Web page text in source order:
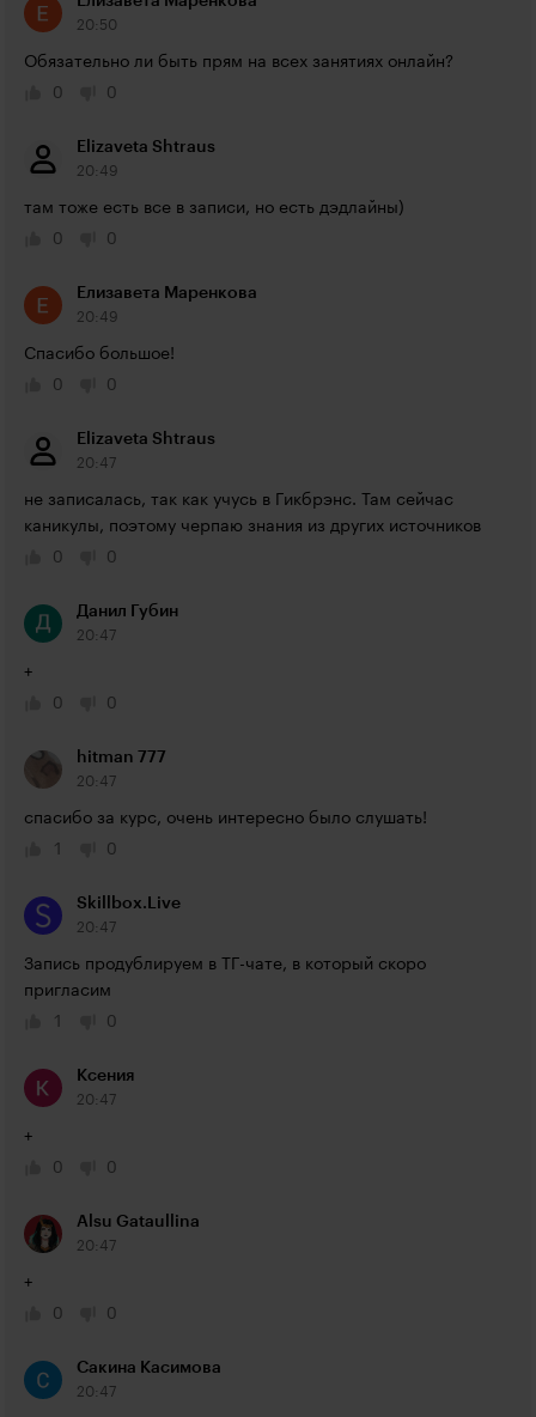
20:50
Обязательно ли быть прям на всех занятиях онлайн?
0
0
Elizaveta Shtraus
20:49
там тоже есть все в записи, но есть дэдлайны)
0
0
Елизавета Маренкова
20:49
Спасибо большое!
0
0
Elizaveta Shtraus
20:47
не записалась, так как учусь в Гикбрэнс. Там сейчас
каникулы, поэтому черпаю знания из других источников
0
0
Данил Губин
20:47
+
0
0
hitman 777
20:47
спасибо за курс, очень интересно было слушать!
1
0
Skillbox.Live
20:47
Запись продублируем в ТГ-чате, в который скоро
пригласим
1
0
Ксения
20:47
+
0
0
Alsu Gataullina
20:47
+
0
0
Сакина Касимова
20:47